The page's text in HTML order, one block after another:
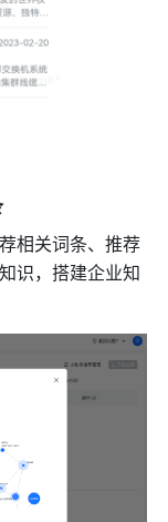
相关词条、推荐
识，搭建企业知